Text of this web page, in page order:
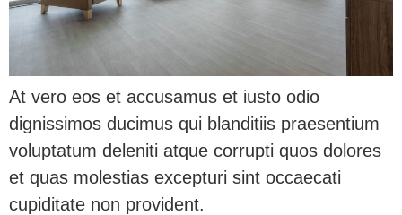
At vero eos et accusamus et iusto odio
dignissimos ducimus qui blanditiis praesentium
voluptatum deleniti atque corrupti quos dolores
et quas molestias excepturi sint occaecati
cupiditate non provident.